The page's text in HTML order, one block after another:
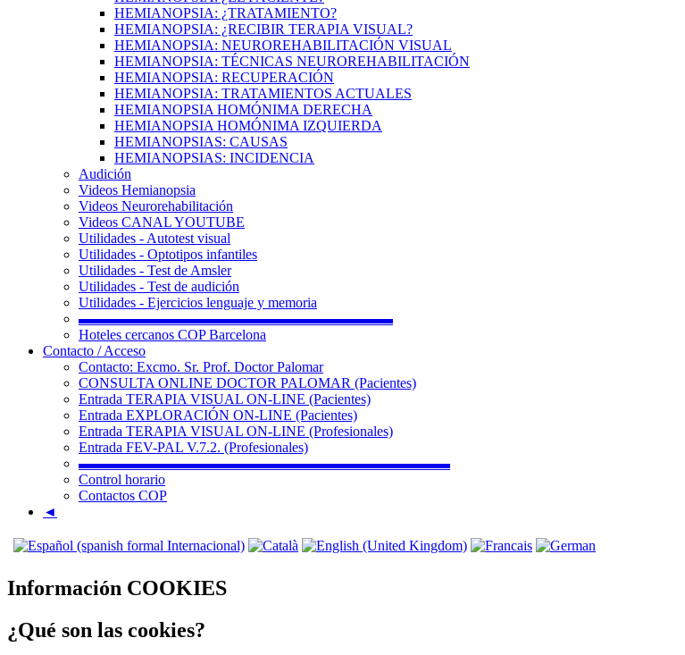
HEMIANOPSIA: ¿TRATAMIENTO?
HEMIANOPSIA: ¿RECIBIR TERAPIA VISUAL?
HEMIANOPSIA: NEUROREHABILITACIÓN VISUAL
HEMIANOPSIA: TÉCNICAS NEUROREHABILITACIÓN
HEMIANOPSIA: RECUPERACIÓN
HEMIANOPSIA: TRATAMIENTOS ACTUALES
HEMIANOPSIA HOMÓNIMA DERECHA
HEMIANOPSIA HOMÓNIMA IZQUIERDA
HEMIANOPSIAS: CAUSAS
HEMIANOPSIAS: INCIDENCIA
Audición
Videos Hemianopsia
Videos Neurorehabilitación
Videos CANAL YOUTUBE
Utilidades - Autotest visual
Utilidades - Optotipos infantiles
Utilidades - Test de Amsler
Utilidades - Test de audición
Utilidades - Ejercicios lenguaje y memoria
▬▬▬▬▬▬▬▬▬▬▬▬▬▬▬▬▬▬▬▬▬▬
Hoteles cercanos COP Barcelona
Contacto / Acceso
Contacto: Excmo. Sr. Prof. Doctor Palomar
CONSULTA ONLINE DOCTOR PALOMAR (Pacientes)
Entrada TERAPIA VISUAL ON-LINE (Pacientes)
Entrada EXPLORACIÓN ON-LINE (Pacientes)
Entrada TERAPIA VISUAL ON-LINE (Profesionales)
Entrada FEV-PAL V.7.2. (Profesionales)
▬▬▬▬▬▬▬▬▬▬▬▬▬▬▬▬▬▬▬▬▬▬▬▬▬▬
Control horario
Contactos COP
◄
Información COOKIES
¿Qué son las cookies?